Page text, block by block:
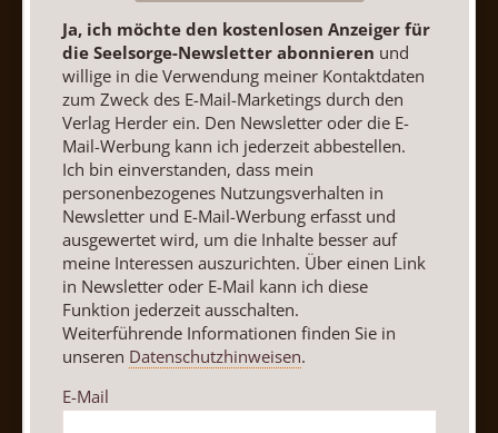
AGB und Widerrufsbelehrung
Datenschutz
Barrierefreiheit
Impressum
Vertrag widerrufen Abo online kündigen
Nach oben
Ja, ich möchte den kostenlosen Anzeiger für
die Seelsorge-Newsletter abonnieren und
willige in die Verwendung meiner Kontaktdaten
zum Zweck des E-Mail-Marketings durch den
Verlag Herder ein. Den Newsletter oder die E-
Mail-Werbung kann ich jederzeit abbestellen.
Ich bin einverstanden, dass mein
personenbezogenes Nutzungsverhalten in
Newsletter und E-Mail-Werbung erfasst und
ausgewertet wird, um die Inhalte besser auf
meine Interessen auszurichten. Über einen Link
in Newsletter oder E-Mail kann ich diese
Funktion jederzeit ausschalten.
Weiterführende Informationen finden Sie in
unseren Datenschutzhinweisen.
E-Mail